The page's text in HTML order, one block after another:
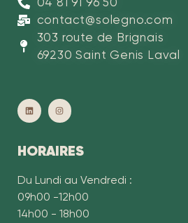
contact@solegno.com
303 route de Brignais
69230 Saint Genis Laval
HORAIRES
Du Lundi au Vendredi :
09h00 -12h00
14h00 - 18h00